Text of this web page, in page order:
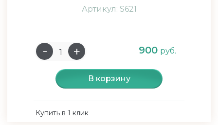
Артикул: S621
900 руб.
В корзину
Купить в 1 клик